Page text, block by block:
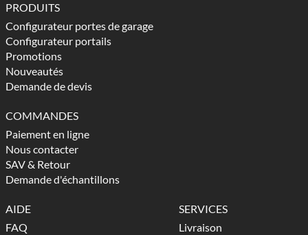
PRODUITS
Configurateur portes de garage
Configurateur portails
Promotions
Nouveautés
Demande de devis
COMMANDES
Paiement en ligne
Nous contacter
SAV & Retour
Demande d'échantillons
AIDE
FAQ
SERVICES
Livraison